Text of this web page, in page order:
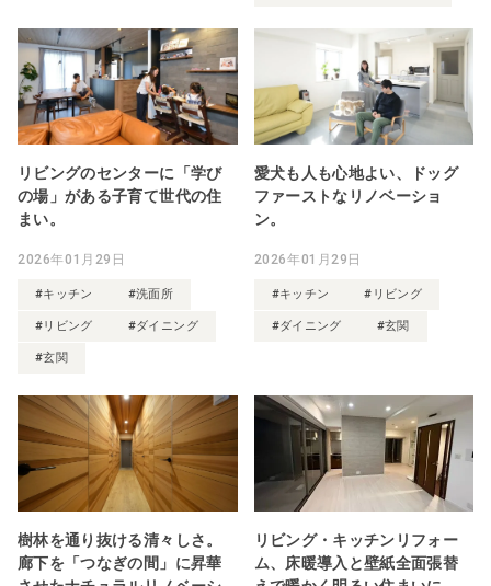
リビングのセンターに「学び
の場」がある子育て世代の住
まい。
2026年01月29日
#キッチン #洗面所
#リビング #ダイニング
#玄関
愛犬も人も心地よい、ドッグ
ファーストなリノベーショ
ン。
2026年01月29日
#キッチン #リビング
#ダイニング #玄関
樹林を通り抜ける清々しさ。
廊下を「つなぎの間」に昇華
リビング・キッチンリフォー
ム、床暖導入と壁紙全面張替